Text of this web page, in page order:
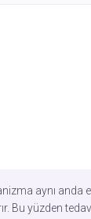
aynı
yüzden